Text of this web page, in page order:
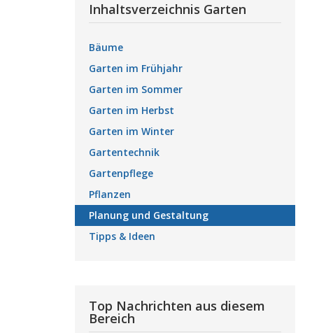
Inhaltsverzeichnis Garten
Bäume
Garten im Frühjahr
Garten im Sommer
Garten im Herbst
Garten im Winter
Gartentechnik
Gartenpflege
Pflanzen
Planung und Gestaltung
Tipps & Ideen
Top Nachrichten aus diesem
Bereich